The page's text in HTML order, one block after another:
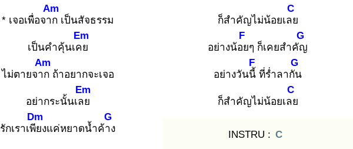
* เจอเพื่อจาก
Am
เป็นสัจธรรม
เป็นคำคุ้นเคย
Em
ไม่ตายจาก
Am
ถ้าอยากจะเจอ
อย่ากระนั้นเลย
Em
รักเราเพีย
Dm
งแค่หยาดน้ำค้าง
G
ก็สำคัญไม่น้อยเลย
C
อย่างน้อย
F
ๆ ก็เคยสำคัญ
G
อย่างวันนี้
F
ที่ร่ำลากัน
G
ก็สำคัญไม่น้อยเลย
C
INSTRU : C